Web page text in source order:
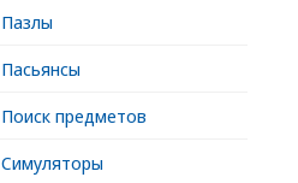
Пазлы
Пасьянсы
Поиск предметов
Симуляторы